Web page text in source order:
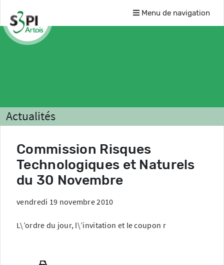
Menu de navigation
Actualités
Commission Risques
Technologiques et Naturels
du 30 Novembre
vendredi 19 novembre 2010
L\’ordre du jour, l\’invitation et le coupon r